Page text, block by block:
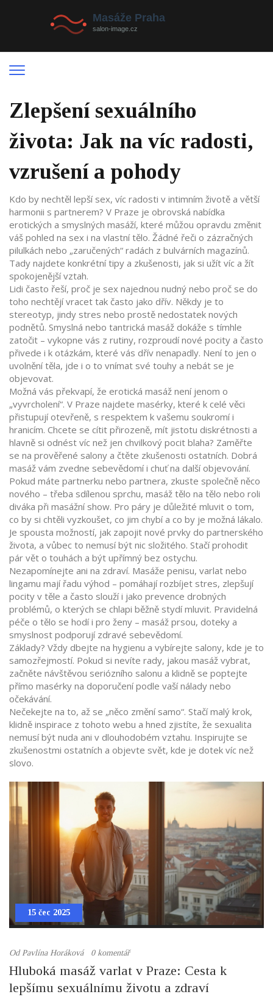
Zlepšení sexuálního
života: Jak na víc radosti,
vzrušení a pohody
Kdo by nechtěl lepší sex, víc radosti v intimním životě a větší
harmonii s partnerem? V Praze je obrovská nabídka
erotických a smyslných masáží, které můžou opravdu změnit
váš pohled na sex i na vlastní tělo. Žádné řeči o zázračných
pilulkách nebo „zaručených“ radách z bulvárních magazínů.
Tady najdete konkrétní tipy a zkušenosti, jak si užít víc a žít
spokojenější vztah.
Lidi často řeší, proč je sex najednou nudný nebo proč se do
toho nechtějí vracet tak často jako dřív. Někdy je to
stereotyp, jindy stres nebo prostě nedostatek nových
podnětů. Smyslná nebo tantrická masáž dokáže s tímhle
zatočit – vykopne vás z rutiny, rozproudí nové pocity a často
přivede i k otázkám, které vás dřív nenapadly. Není to jen o
uvolnění těla, jde i o to vnímat své touhy a nebát se je
objevovat.
Možná vás překvapí, že erotická masáž není jenom o
„vyvrcholení“. V Praze najdete masérky, které k celé věci
přistupují otevřeně, s respektem k vašemu soukromí i
hranicím. Chcete se cítit přirozeně, mít jistotu diskrétnosti a
hlavně si odnést víc než jen chvilkový pocit blaha? Zaměřte
se na prověřené salony a čtěte zkušenosti ostatních. Dobrá
masáž vám zvedne sebevědomí i chuť na další objevování.
Pokud máte partnerku nebo partnera, zkuste společně něco
nového – třeba sdílenou sprchu, masáž tělo na tělo nebo roli
diváka při masážní show. Pro páry je důležité mluvit o tom,
co by si chtěli vyzkoušet, co jim chybí a co by je možná lákalo.
Je spousta možností, jak zapojit nové prvky do partnerského
života, a vůbec to nemusí být nic složitého. Stačí prohodit
pár vět o touhách a být upřímný bez ostychu.
Nezapomínejte ani na zdraví. Masáže penisu, varlat nebo
lingamu mají řadu výhod – pomáhají rozbíjet stres, zlepšují
pocity v těle a často slouží i jako prevence drobných
problémů, o kterých se chlapi běžně stydí mluvit. Pravidelná
péče o tělo se hodí i pro ženy – masáž prsou, doteky a
smyslnost podporují zdravé sebevědomí.
Základy? Vždy dbejte na hygienu a vybírejte salony, kde je to
samozřejmostí. Pokud si nevíte rady, jakou masáž vybrat,
začněte návštěvou seriózního salonu a klidně se poptejte
přímo masérky na doporučení podle vaší nálady nebo
očekávání.
Nečekejte na to, až se „něco změní samo“. Stačí malý krok,
klidně inspirace z tohoto webu a hned zjistíte, že sexualita
nemusí být nuda ani v dlouhodobém vztahu. Inspirujte se
zkušenostmi ostatních a objevte svět, kde je dotek víc než
slovo.
15 čec 2025
OdPavlína Horáková 0 komentář
Hluboká masáž varlat v Praze: Cesta k
lepšímu sexuálnímu životu a zdraví